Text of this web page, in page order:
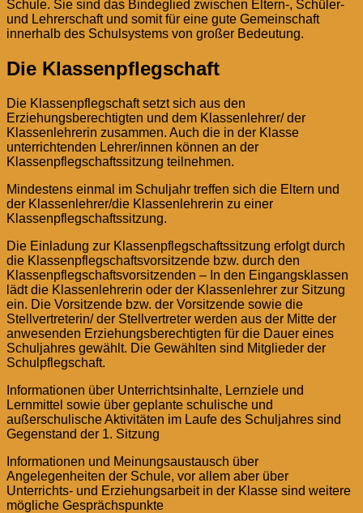
Schule. Sie sind das Bindeglied zwischen Eltern-, Schüler-
und Lehrerschaft und somit für eine gute Gemeinschaft
innerhalb des Schulsystems von großer Bedeutung.
Die Klassenpflegschaft
Die Klassenpflegschaft setzt sich aus den
Erziehungsberechtigten und dem Klassenlehrer/ der
Klassenlehrerin zusammen. Auch die in der Klasse
unterrichtenden Lehrer/innen können an der
Klassenpflegschaftssitzung teilnehmen.
Mindestens einmal im Schuljahr treffen sich die Eltern und
der Klassenlehrer/die Klassenlehrerin zu einer
Klassenpflegschaftssitzung.
Die Einladung zur Klassenpflegschaftssitzung erfolgt durch
die Klassenpflegschaftsvorsitzende bzw. durch den
Klassenpflegschaftsvorsitzenden – In den Eingangsklassen
lädt die Klassenlehrerin oder der Klassenlehrer zur Sitzung
ein. Die Vorsitzende bzw. der Vorsitzende sowie die
Stellvertreterin/ der Stellvertreter werden aus der Mitte der
anwesenden Erziehungsberechtigten für die Dauer eines
Schuljahres gewählt. Die Gewählten sind Mitglieder der
Schulpflegschaft.
Informationen über Unterrichtsinhalte, Lernziele und
Lernmittel sowie über geplante schulische und
außerschulische Aktivitäten im Laufe des Schuljahres sind
Gegenstand der 1. Sitzung
Informationen und Meinungsaustausch über
Angelegenheiten der Schule, vor allem aber über
Unterrichts- und Erziehungsarbeit in der Klasse sind weitere
mögliche Gesprächspunkte